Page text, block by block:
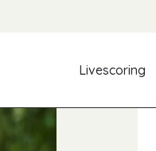
Livescoring